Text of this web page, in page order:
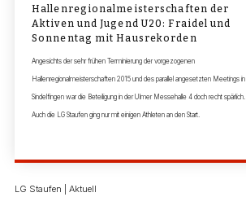
Hallenregionalmeisterschaften der
Aktiven und Jugend U20: Fraidel und
Sonnentag mit Hausrekorden
Angesichts der sehr frühen Terminierung der vorgezogenen
Hallenregionalmeisterschaften 2015 und des parallel angesetzten Meetings in
Sindelfingen war die Beteiligung in der Ulmer Messehalle 4 doch recht spärlich.
Auch die LG Staufen ging nur mit einigen Athleten an den Start.
LG Staufen | Aktuell